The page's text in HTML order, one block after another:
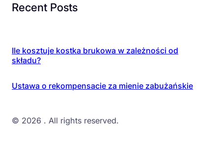
Recent Posts
Ile kosztuje kostka brukowa w zależności od
składu?
Ustawa o rekompensacie za mienie zabużańskie
© 2026 . All rights reserved.